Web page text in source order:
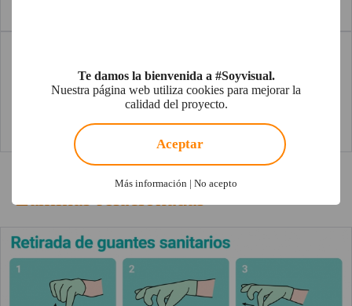
Leer más
Te damos la bienvenida a #Soyvisual.
Nuestra página web utiliza cookies para mejorar la
calidad del proyecto.
Más información | No acepto
! Not valid!
Aceptar